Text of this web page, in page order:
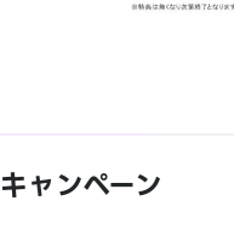
キャンペーン